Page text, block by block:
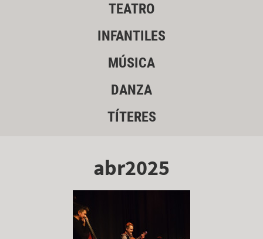
TEATRO
INFANTILES
MÚSICA
DANZA
TÍTERES
abr2025